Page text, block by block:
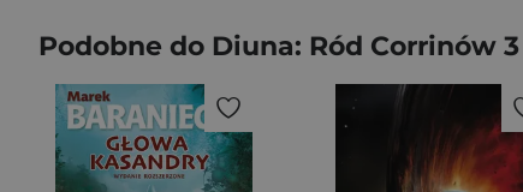
Podobne do Diuna: Ród Corrinów 3